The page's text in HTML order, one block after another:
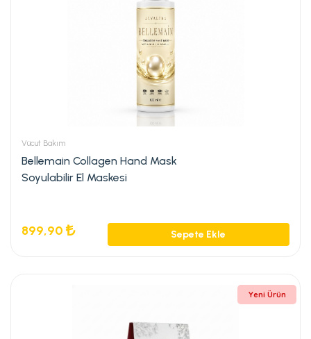
Vücut Bakım
Bellemain Collagen Hand Mask
Soyulabilir El Maskesi
899,90 Sepete Ekle
Yeni Ürün